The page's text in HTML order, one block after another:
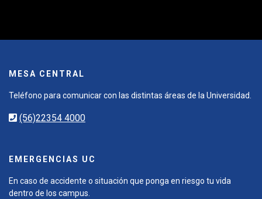
MESA CENTRAL
Teléfono para comunicar con las distintas áreas de la Universidad.
(56)22354 4000
EMERGENCIAS UC
En caso de accidente o situación que ponga en riesgo tu vida
dentro de los campus.